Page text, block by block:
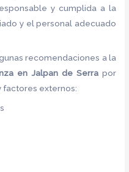
y cumplida a la
y el personal adecuado
recomendaciones a la
en Jalpan de Serrapor
factores externos: